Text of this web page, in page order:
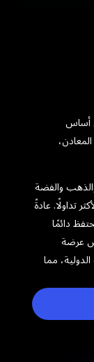
أساس
والفضة
تداولًا. عادةً
دائمًا
عرضة
مما